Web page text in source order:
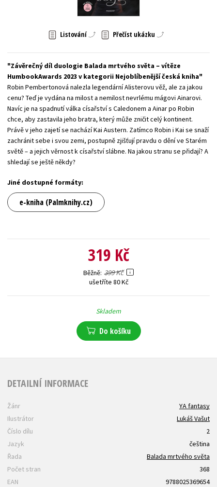
Zahraniční literatura
Všechny tituly
Listování Přečíst ukázku
Závěrečný díl duologie Balada mrtvého světa – vítěze
HumbookAwards 2023 v kategorii Nejoblíbenější česká kniha
Robin Pembertonová nalezla legendární Alisterovu věž, ale za jakou
cenu? Teď je vydána na milost a nemilost nevrlému mágovi Ainarovi.
Navíc je na spadnutí válka císařství s Caledonem a Ainar po Robin
chce, aby zastavila jeho bratra, který může zničit celý kontinent.
Právě v jeho zajetí se nachází Kai Austern. Zatímco Robin i Kai se snaží
zachránit sebe i svou zemi, postupně zjišťují pravdu o dění ve Starém
světě – a jejich věrnost k císařství slábne. Na jakou stranu se přidají? A
shledají se ještě někdy?
Jiné dostupné formáty:
e-kniha (Palmknihy.cz)
319 Kč
Běžně 399 Kč
ušetříte 80 Kč
Skladem
Do košíku
DETAILNÍ INFORMACE
Žánr
YA fantasy
Ilustrátor
Lukáš Vašut
Číslo dílu
2
Jazyk
čeština
Řada
Balada mrtvého světa
Počet stran
368
EAN
9788025369654